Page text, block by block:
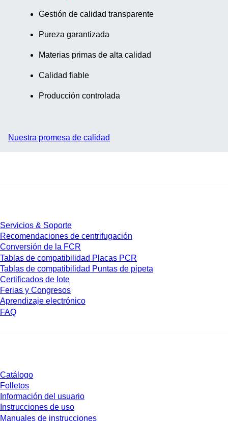
Gestión de calidad transparente
Pureza garantizada
Materias primas de alta calidad
Calidad fiable
Producción controlada
Nuestra promesa de calidad
Servicios & Soporte
Recomendaciones de centrifugación
Conversión de la FCR
Tablas de compatibilidad Placas PCR
Tablas de compatibilidad Puntas de pipeta
Certificados de lote
Ferias y Congresos
Aprendizaje electrónico
FAQ
Catálogo
Folletos
Información del usuario
Instrucciones de uso
Manuales de instrucciones